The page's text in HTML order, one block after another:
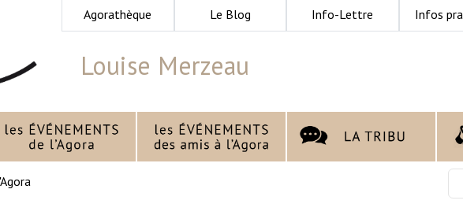
Agorathèque Le Blog Info-Lettre Infos
Louise Merzeau